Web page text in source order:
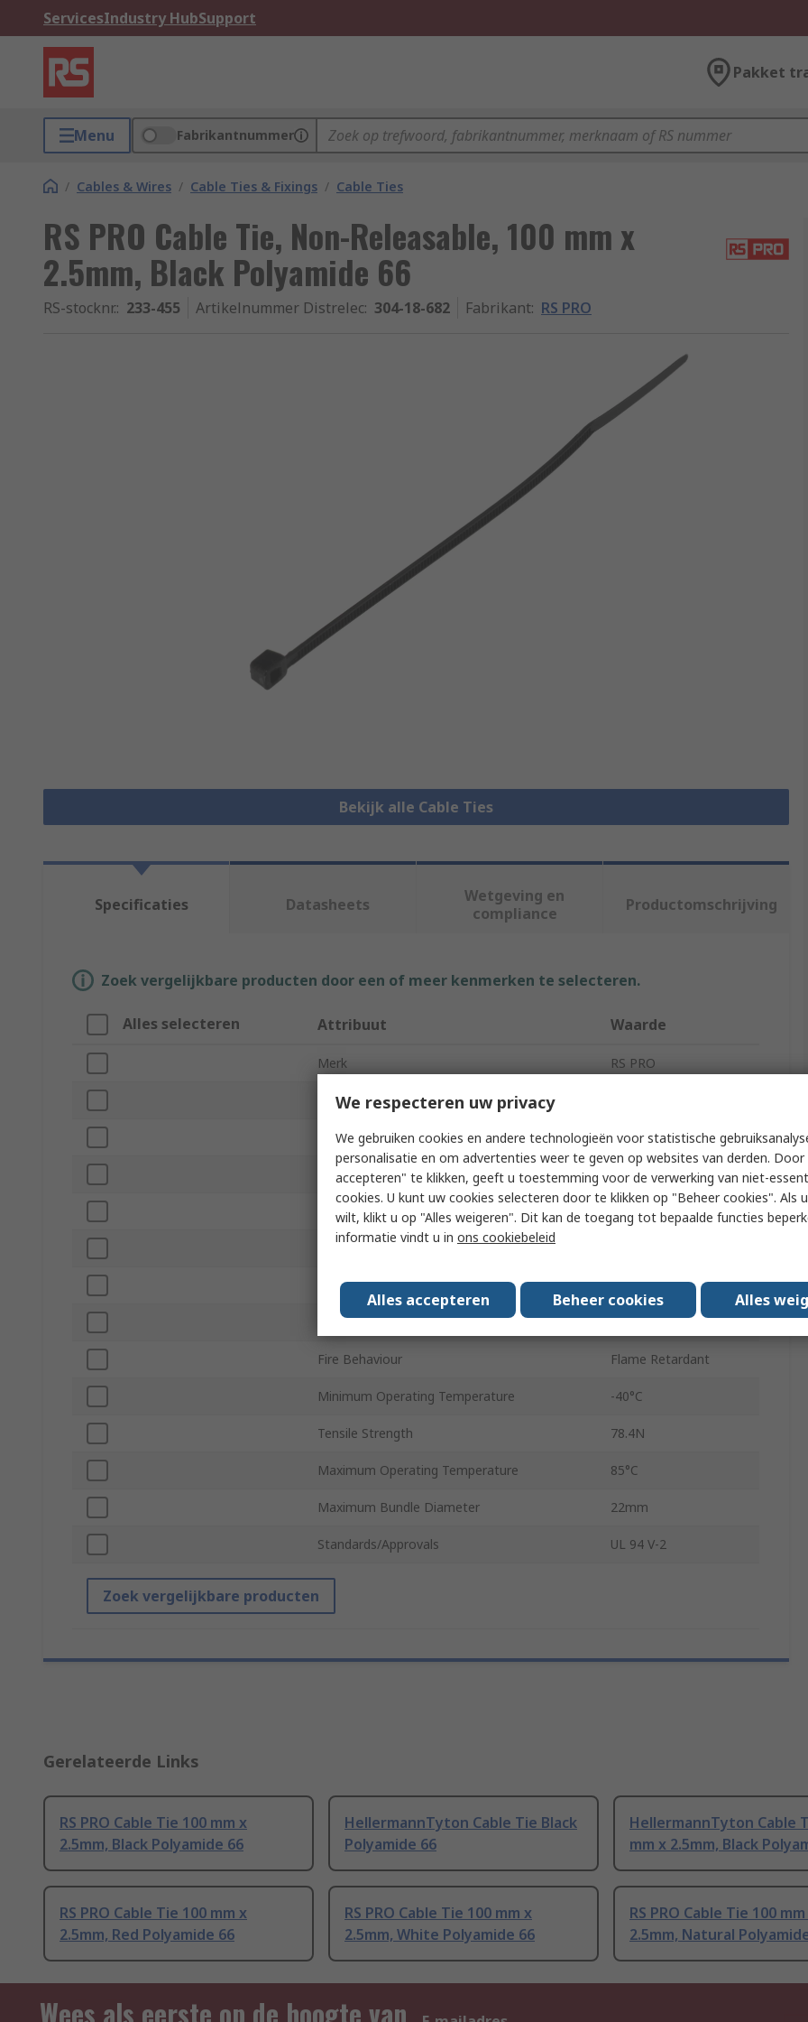
ServicesIndustry HubSupport
Pakket
Menu Fabrikantnummer
/ Cables & Wires / Cable Ties & Fixings / Cable Ties
RS PRO Cable Tie, Non-Releasable, 100 mm x
2.5mm, Black Polyamide 66
RS-stocknr.: 233-455 Artikelnummer Distrelec: 304-18-682 Fabrikant: RS PRO
Bekijk alle Cable Ties
Specificaties Datasheets
Wetgeving en
compliance
Productomschrijving
Zoek vergelijkbare producten door een of meer kenmerken te selecteren.
Alles selecteren Attribuut Waarde
Merk RS PRO
Length
Product Type Cable Tie
Width 2.5mm
Colour Black
Sub Type Non-Releasable
UV Resistant No
Fire Behaviour Flame Retardant
Minimum Operating Temperature -40°C
Tensile Strength 78.4N
Maximum Operating Temperature 85°C
Maximum Bundle Diameter 22mm
Standards/Approvals UL 94 V-2
Zoek vergelijkbare producten
Gerelateerde Links
RS PRO Cable Tie 100 mm x
2.5mm, Black Polyamide 66
HellermannTyton Cable Tie Black
Polyamide 66
HellermannTyton Cable
mm x 2.5mm, Black
RS PRO Cable Tie 100 mm x
2.5mm, Red Polyamide 66
RS PRO Cable Tie 100 mm x
2.5mm, White Polyamide 66
RS PRO Cable Tie 100
2.5mm, Natural
Wees als eerste op de hoogte van
We respecteren uw privacy
We gebruiken cookies en andere technologieën voor statistische
personalisatie en om advertenties weer te geven op websites van derden. Door
accepteren" te klikken, geeft u toestemming voor de verwerking van niet-
cookies. U kunt uw cookies selecteren door te klikken op "Beheer cookies". Als
wilt, klikt u op "Alles weigeren". Dit kan de toegang tot bepaalde functies
informatie vindt u in ons cookiebeleid
Alles accepteren Beheer cookies Alles